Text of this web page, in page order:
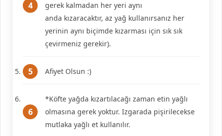
gerek kalmadan her yeri aynı
anda kızaracaktır, az yağ kullanırsanız her
yerinin aynı biçimde kızarması için sık sık
çevirmeniz gerekir).
Afiyet Olsun :)
*Köfte yağda kızartılacağı zaman etin yağlı
olmasına gerek yoktur. Izgarada pişirilecekse
mutlaka yağlı et kullanılır.